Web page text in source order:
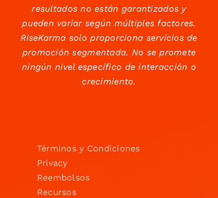
resultados no están garantizados y
pueden variar según múltiples factores.
RiseKarma solo proporciona servicios de
promoción segmentada. No se promete
ningún nivel específico de interacción o
crecimiento.
Términos y Condiciones
Privacy
Reembolsos
Recursos